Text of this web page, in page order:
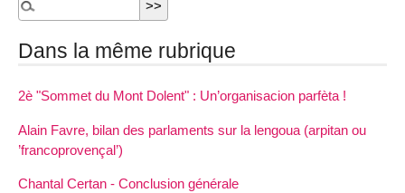
Dans la même rubrique
2è "Sommet du Mont Dolent" : Un’organisacion parfèta !
Alain Favre, bilan des parlaments sur la lengoua (arpitan ou
’francoprovençal’)
Chantal Certan - Conclusion générale